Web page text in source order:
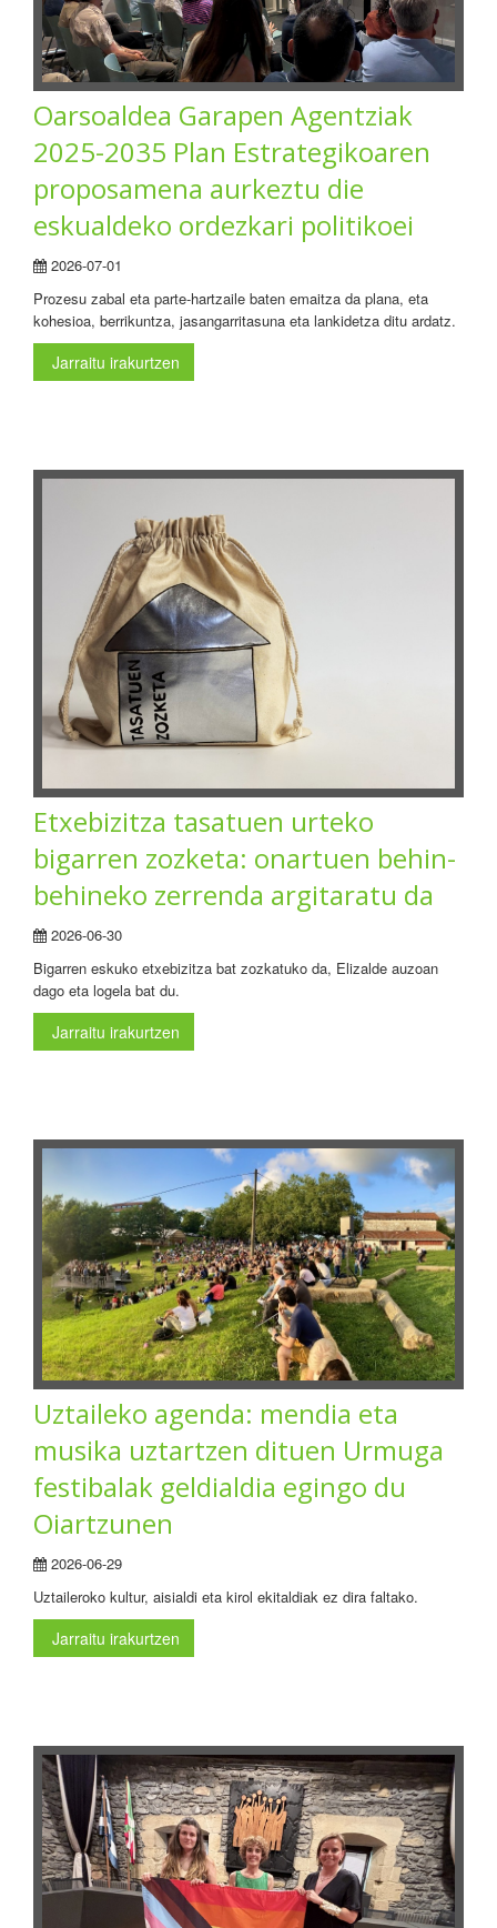
Oarsoaldea Garapen Agentziak
2025-2035 Plan Estrategikoaren
proposamena aurkeztu die
eskualdeko ordezkari politikoei
2026-07-01
Prozesu zabal eta parte-hartzaile baten emaitza da plana, eta
kohesioa, berrikuntza, jasangarritasuna eta lankidetza ditu ardatz.
Jarraitu irakurtzen
Etxebizitza tasatuen urteko
bigarren zozketa: onartuen behin-
behineko zerrenda argitaratu da
2026-06-30
Bigarren eskuko etxebizitza bat zozkatuko da, Elizalde auzoan
dago eta logela bat du.
Jarraitu irakurtzen
Uztaileko agenda: mendia eta
musika uztartzen dituen Urmuga
festibalak geldialdia egingo du
Oiartzunen
2026-06-29
Uztaileroko kultur, aisialdi eta kirol ekitaldiak ez dira faltako.
Jarraitu irakurtzen